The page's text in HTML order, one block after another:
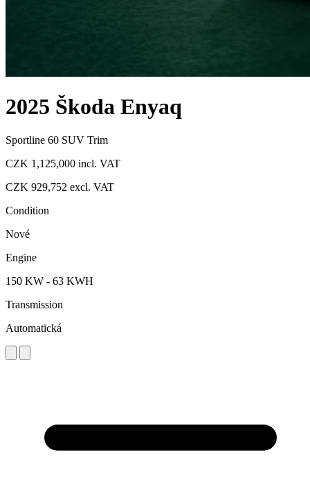
2025 Škoda Enyaq
Sportline 60 SUV Trim
CZK 1,125,000 incl. VAT
CZK 929,752 excl. VAT
Condition
Nové
Engine
150 KW - 63 KWH
Transmission
Automatická